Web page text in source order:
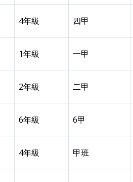
4年級 四甲
1年級 一甲
2年級 二甲
6年級 6甲
4年級 甲班